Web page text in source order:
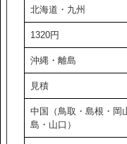
北海道・九州
1320円
沖縄・離島
見積
中国（鳥取・島根・岡
島・山口）